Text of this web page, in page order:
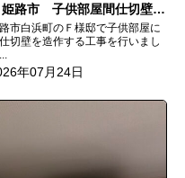
姫路市 子供部屋間仕切壁造作
市白浜町のＦ様邸で子供部屋に
切壁を造作する工事を行いまし
年07月24日